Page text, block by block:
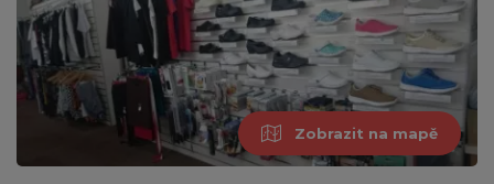
Zobrazit na mapě